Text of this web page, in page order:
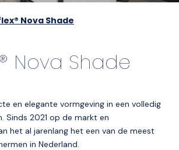
Nova Shade
Nova Shade
en elegante vormgeving in een volledig
Sinds 2021 op de markt en
het al jarenlang het een van de meest
in Nederland.